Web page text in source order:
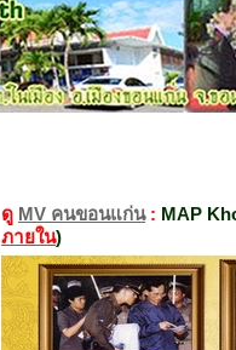
ดู MV คนขอนแก่น: MAP
ภายใน)